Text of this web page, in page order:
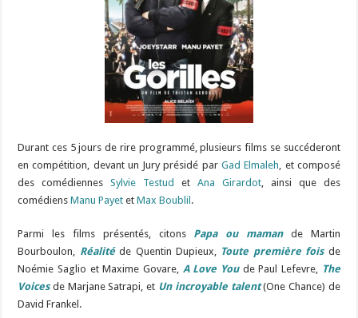
Durant ces 5 jours de rire programmé, plusieurs films se succéderont
en compétition, devant un Jury présidé par Gad Elmaleh , et composé
des comédiennesSylvie Testud et Ana Girardot, ainsi que des
comédiensManu Payet etMax Boublil .
Parmi les films présentés, citons Papa ou mamande Martin
Bourboulon, Réalitéde Quentin Dupieux, Toute première foisde
Noémie Saglio et Maxime Govare, A Love Youde Paul Lefevre,
The
Voicesde Marjane Satrapi, et Un incroyable talent(One Chance) de
David Frankel.